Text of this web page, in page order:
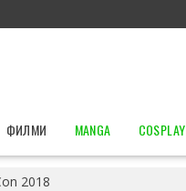
ФИЛМИ MANGA COSPLAY
2018